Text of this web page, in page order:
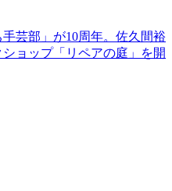
芸部」が10周年。佐久間裕
ョップ「リペアの庭」を開